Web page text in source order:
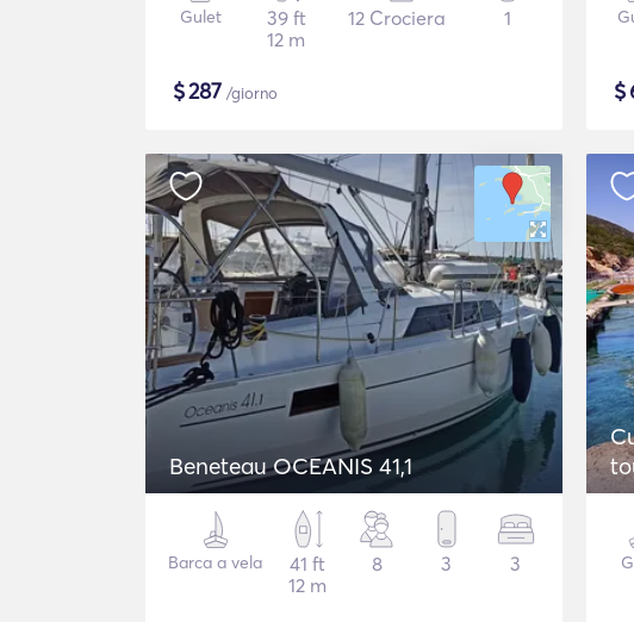
Gulet
39 ft
12 m
12 Crociera 1
$287 /giorno $
Beneteau OCEANIS 41,1
Barca a vela
41 ft
12 m
8 3 3